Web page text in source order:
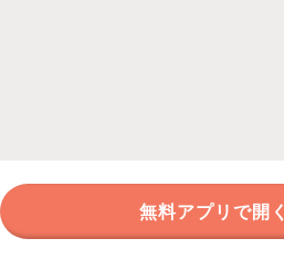
無料アプリで開く